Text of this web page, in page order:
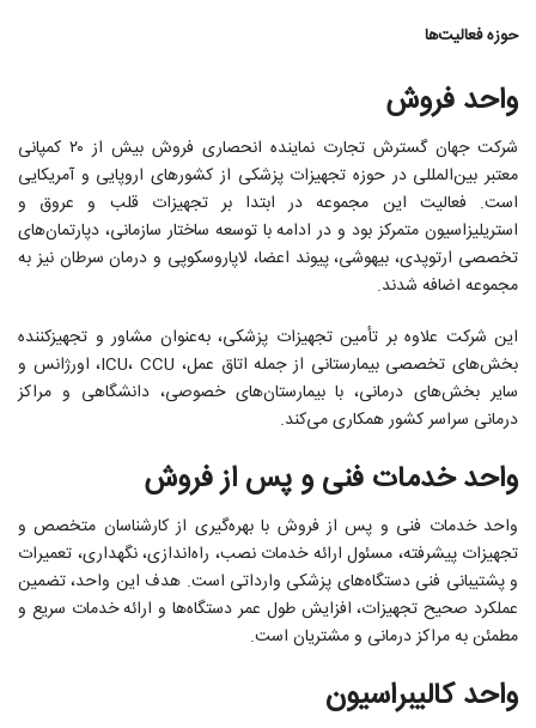
حوزه فعالیت‌ها
واحد فروش
شرکت جهان گسترش تجارت نماینده انحصاری فروش بیش از ۲۰ کمپانی
معتبر بین‌المللی در حوزه تجهیزات پزشکی از کشورهای اروپایی و آمریکایی
است. فعالیت این مجموعه در ابتدا بر تجهیزات قلب و عروق و
استریلیزاسیون متمرکز بود و در ادامه با توسعه ساختار سازمانی، دپارتمان‌های
تخصصی ارتوپدی، بیهوشی، پیوند اعضا، لاپاروسکوپی و درمان سرطان نیز به
مجموعه اضافه شدند.
این شرکت علاوه بر تأمین تجهیزات پزشکی، به‌عنوان مشاور و تجهیزکننده
بخش‌های تخصصی بیمارستانی از جمله اتاق عمل، ICU، CCU، اورژانس و
سایر بخش‌های درمانی، با بیمارستان‌های خصوصی، دانشگاهی و مراکز
درمانی سراسر کشور همکاری می‌کند.
واحد خدمات فنی و پس از فروش
واحد خدمات فنی و پس از فروش با بهره‌گیری از کارشناسان متخصص و
تجهیزات پیشرفته، مسئول ارائه خدمات نصب، راه‌اندازی، نگهداری، تعمیرات
و پشتیبانی فنی دستگاه‌های پزشکی وارداتی است. هدف این واحد، تضمین
عملکرد صحیح تجهیزات، افزایش طول عمر دستگاه‌ها و ارائه خدمات سریع و
مطمئن به مراکز درمانی و مشتریان است.
واحد کالیبراسیون